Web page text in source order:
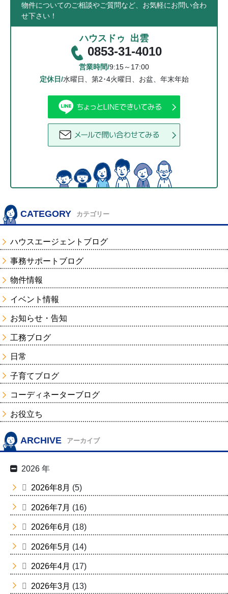
物件についてのご相談やご質問など、お気軽にお問い合わ
せ下さい！
ハウスドゥ 出雲
0853-31-4010
営業時間/9:15～17:00
定休日/水曜日、第2･4火曜日、お盆、年末年始
CATEGORY カテゴリー
ハウスエージェントブログ
事務サポートブログ
物件情報
イベント情報
お知らせ・告知
工務ブログ
日常
子育てブログ
コーディネーターブログ
お役立ち
ARCHIVE アーカイブ
2026 年
2026年8月 (5)
2026年7月 (16)
2026年6月 (18)
2026年5月 (14)
2026年4月 (17)
2026年3月 (13)